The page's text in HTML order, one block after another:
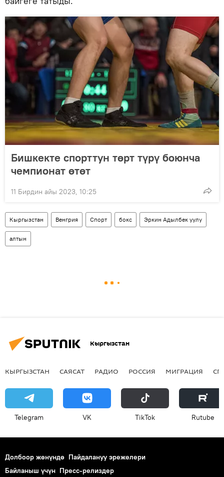
Бишкекте спорттун төрт түрү боюнча
чемпионат өтөт
11 Бирдин айы 2023, 10:25
Кыргызстан Венгрия Спорт бокс Эркин Адылбек уулу
алтын
Кыргызстан
КЫРГЫЗСТАН САЯСАТ РАДИО РОССИЯ МИГРАЦИЯ
Telegram VK ТikТоk Rutube
Долбоор жөнүндө Пайдалануу эрежелери
Байланыш үчүн Пресс-релиздер